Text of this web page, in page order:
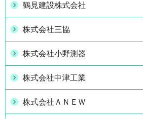
鶴見建設株式会社
株式会社三協
株式会社小野測器
株式会社中津工業
株式会社ＡＮＥＷ